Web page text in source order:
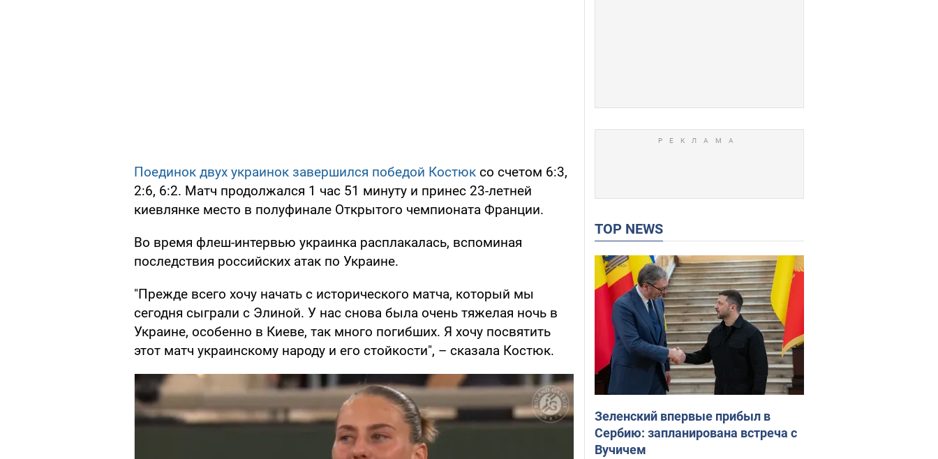
Поединок двух украинок завершился победой Костюк со счетом 6:3,
2:6, 6:2. Матч продолжался 1 час 51 минуту и принес 23-летней
киевлянке место в полуфинале Открытого чемпионата Франции.
Во время флеш-интервью украинка расплакалась, вспоминая
последствия российских атак по Украине.
"Прежде всего хочу начать с исторического матча, который мы
сегодня сыграли с Элиной. У нас снова была очень тяжелая ночь в
Украине, особенно в Киеве, так много погибших. Я хочу посвятить
этот матч украинскому народу и его стойкости", – сказала Костюк.
TOP NEWS
Зеленский впервые прибыл в
Сербию: запланирована встреча с
Вучичем